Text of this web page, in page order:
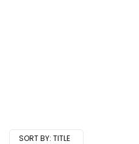
SORT BY: TITLE